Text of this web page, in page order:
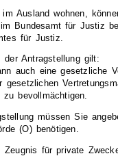
im Ausland wohnen,
Bundesamt für Justiz
für Justiz.
der Antragstellung gilt:
auch eine gesetzliche
gesetzlichen
zu bevollmächtigen.
müssen Sie
(O) benötigen.
Zeugnis für private